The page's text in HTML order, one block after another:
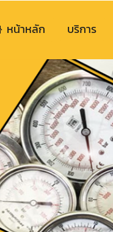
หน้าหลัก บริการ